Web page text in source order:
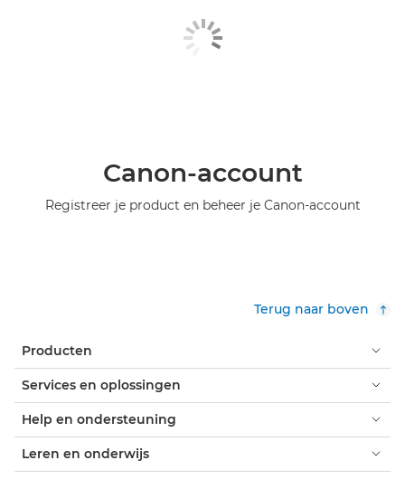
Canon-account
Registreer je product en beheer je Canon-account
Terug naar boven
Producten
Services en oplossingen
Help en ondersteuning
Leren en onderwijs